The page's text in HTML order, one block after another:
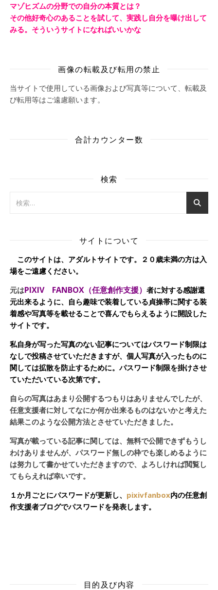
マゾヒズムの分野での自分の本質とは？
その他好奇心のあることを試して、実践し自分を曝け出して
みる。そういうサイトになればいいかな
画像の転載及び転用の禁止
当サイトで使用している画像および写真等について、転載及
び転用等はご遠慮願います。
合計カウンター数
検索
サイトについて
このサイトは、アダルトサイトです。２０歳未満の方は入
場をご遠慮ください。
元はPIXIV FANBOX（任意創作支援） 者に対する感謝還
元出来るように、自ら趣味で装着している貞操帯に関する装
着感や写真等を載せることで喜んでもらえるように開設した
サイトです。
私自身が写った写真のない記事についてはパスワード制限は
なしで投稿させていただきますが、個人写真が入ったものに
関しては拡散を防止するために。パスワード制限を掛けさせ
ていただいている次第です。
自らの写真はあまり公開するつもりはありませんでしたが、
任意支援者に対してなにか何か出来るものはないかと考えた
結果このような公開方法とさせていただきました。
写真が載っている記事に関しては、無料で公開できずもうし
わけありませんが、パスワード無しの枠でも楽しめるように
は努力して書かせていただきますので、よろしければ閲覧し
てもらえれば幸いです。
１か月ごとにパスワードが更新し、 pixivfanbox内の任意創
作支援者ブログでパスワードを発表します。
目的及び内容